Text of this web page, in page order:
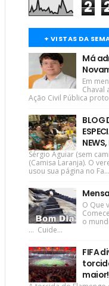
2
+ VISTAS DA
Má
Em
Chaval
Ação Civil Pública
BLOG
Sérgio Aguiar (sem
(Camisa Laranja). O
usou sua página no Fa...
O Que
o
... Cuide...
FIFA
maior!